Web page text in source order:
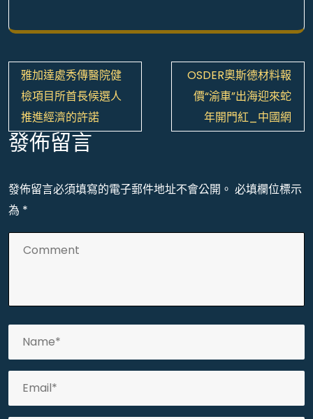
文
章
導
覽
雅加達處秀傳醫院健
檢項目所首長候選人
推進經濟的許諾
OSDER奧斯德材料報
價“渝車”出海迎來蛇
年開門紅_中國網
發佈留言
發佈留言必須填寫的電子郵件地址不會公開。 必填欄位標示
為 *